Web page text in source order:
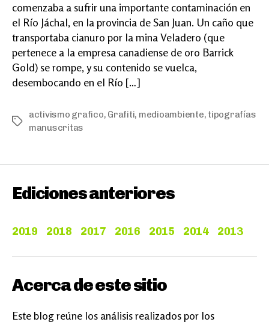
comenzaba a sufrir una importante contaminación en
el Río Jáchal, en la provincia de San Juan. Un caño que
transportaba cianuro por la mina Veladero (que
pertenece a la empresa canadiense de oro Barrick
Gold) se rompe, y su contenido se vuelca,
desembocando en el Río […]
Etiquetas
activismo grafico, Grafiti, medioambiente, tipografías
manuscritas
Ediciones anteriores
2019 2018 2017 2016 2015 2014 2013
Acerca de este sitio
Este blog reúne los análisis realizados por los